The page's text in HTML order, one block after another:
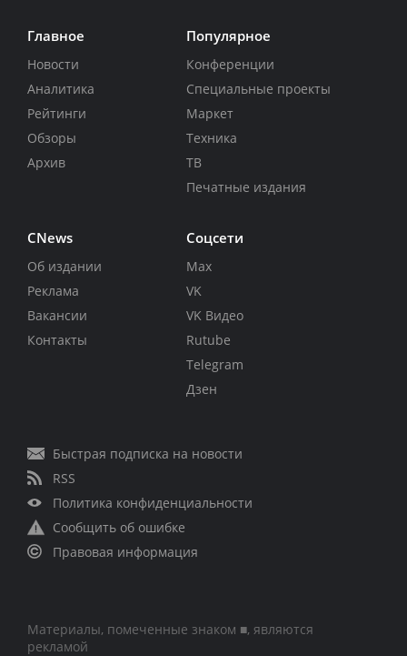
Главное
Новости
Аналитика
Рейтинги
Обзоры
Архив
Популярное
Конференции
Специальные проекты
Маркет
Техника
ТВ
Печатные издания
CNews
Об издании
Реклама
Вакансии
Контакты
Соцсети
Max
VK
VK Видео
Rutube
Telegram
Дзен
Быстрая подписка на новости
RSS
Политика конфиденциальности
Сообщить об ошибке
Правовая информация
Материалы, помеченные знаком ■, являются
рекламой